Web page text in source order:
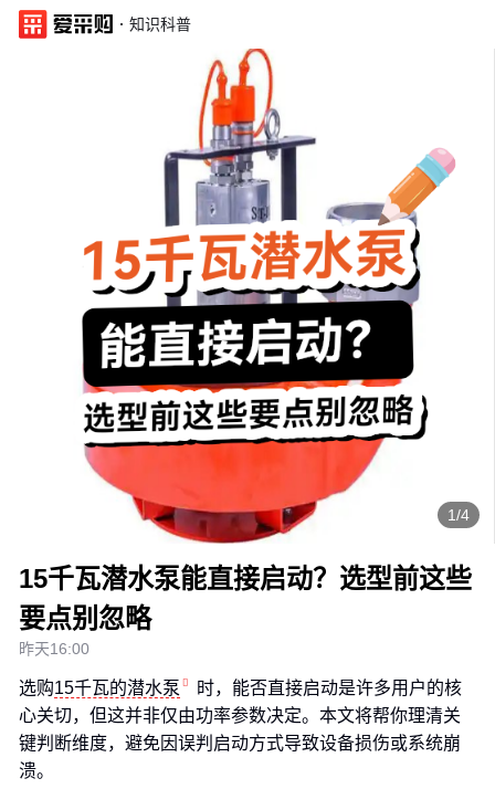
· 知识科普
1/4
15千瓦潜水泵能直接启动？选型前这些
要点别忽略
昨天16:00
选购15千瓦的潜水泵
时，能否直接启动是许多用户的核
心关切，但这并非仅由功率参数决定。本文将帮你理清关
键判断维度，避免因误判启动方式导致设备损伤或系统崩
溃。